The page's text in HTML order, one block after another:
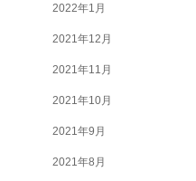
2022年1月
2021年12月
2021年11月
2021年10月
2021年9月
2021年8月